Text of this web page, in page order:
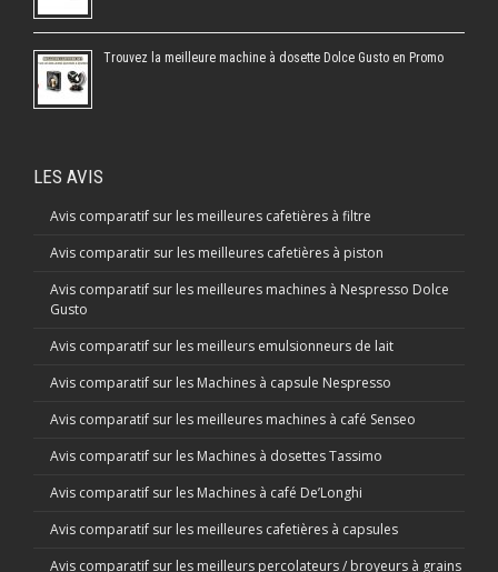
Trouvez la meilleure machine à dosette Dolce Gusto en Promo
LES AVIS
Avis comparatif sur les meilleures cafetières à filtre
Avis comparatir sur les meilleures cafetières à piston
Avis comparatif sur les meilleures machines à Nespresso Dolce
Gusto
Avis comparatif sur les meilleurs emulsionneurs de lait
Avis comparatif sur les Machines à capsule Nespresso
Avis comparatif sur les meilleures machines à café Senseo
Avis comparatif sur les Machines à dosettes Tassimo
Avis comparatif sur les Machines à café De’Longhi
Avis comparatif sur les meilleures cafetières à capsules
Avis comparatif sur les meilleurs percolateurs / broyeurs à grains